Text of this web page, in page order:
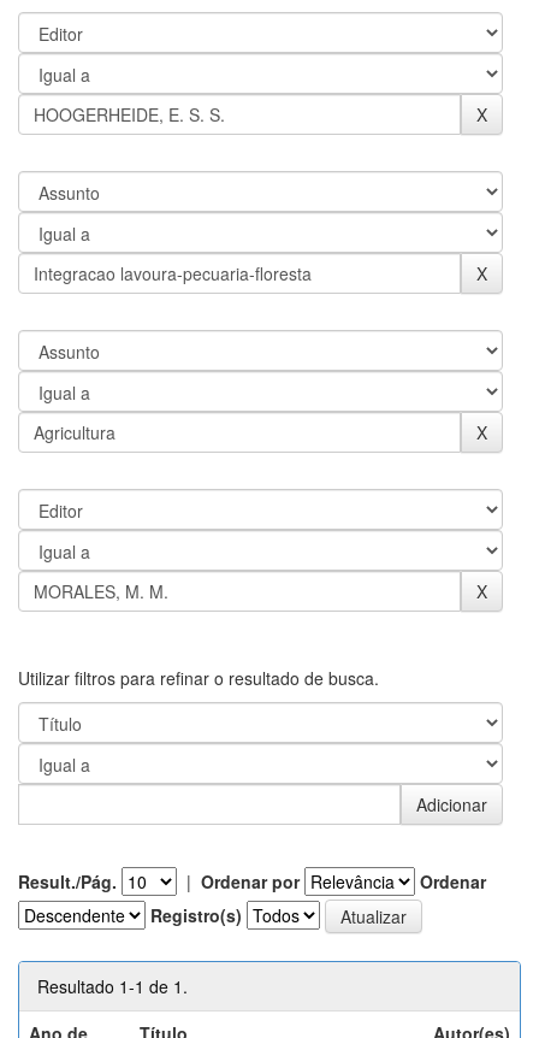
Utilizar filtros para refinar o resultado de busca.
Result./Pág. | Ordenar por
Ordenar
Registro(s)
Resultado 1-1 de 1.
Ano de
Título Autor(es)